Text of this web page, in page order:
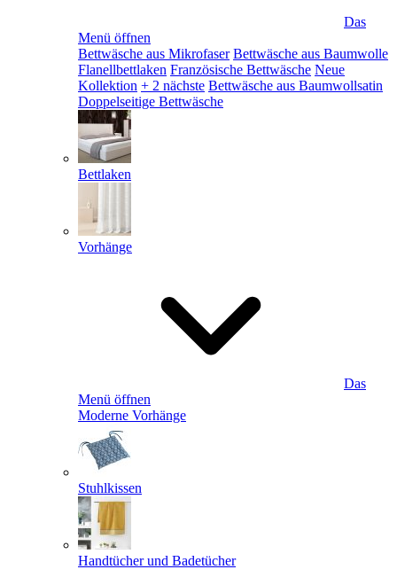
Das
Menü öffnen
Bettwäsche aus Mikrofaser Bettwäsche aus Baumwolle
Flanellbettlaken Französische Bettwäsche Neue
Kollektion + 2 nächste Bettwäsche aus Baumwollsatin
Doppelseitige Bettwäsche
Bettlaken
Vorhänge
Das
Menü öffnen
Moderne Vorhänge
Stuhlkissen
Handtücher und Badetücher